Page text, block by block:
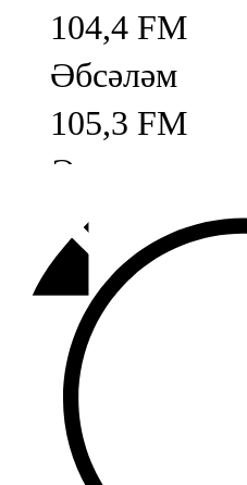
104,4 FM
Әбсәләм
105,3 FM
Әлмәт
92,9 FM
Базарлы матак
107,1 FM
Балык бистәсе
104,9 FM
Баулы